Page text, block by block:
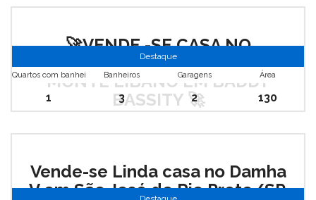
🚀VENDE -SE CASA NO
CONDOMÍNIO BELLA VITTA
MONTE LIBANO EM BADDY
BASSITY 🚀
Destaque
Quartos com banheiro
1
Banheiros
3
Garagens
2
Área
130
Vende-se Linda casa no Damha
V em São José do Rio Preto/SP.